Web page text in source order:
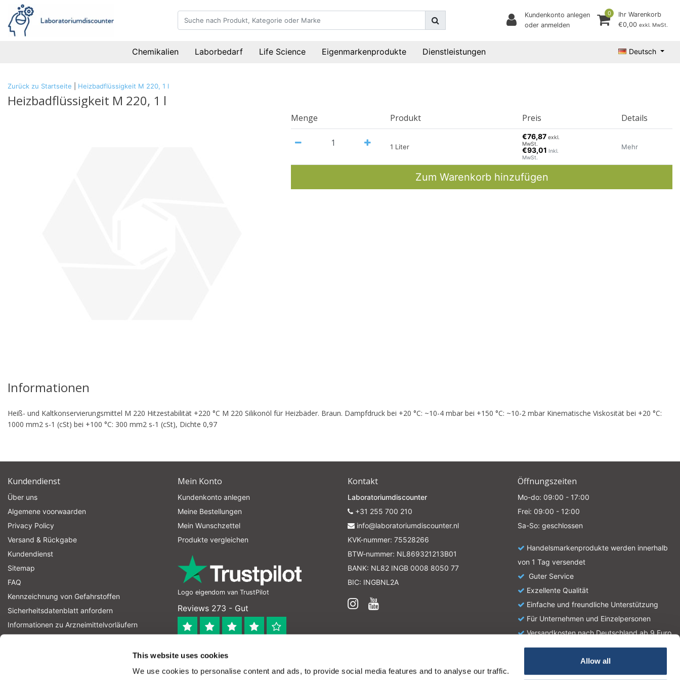
This website uses cookies
We use cookies to personalise content and ads, to provide social media features and to analyse our traffic.
Allow all
Kundenkonto anlegen
oder anmelden
0
Ihr Warenkorb
€0,00 exkl. MwSt.
Chemikalien Laborbedarf Life Science Eigenmarkenprodukte Dienstleistungen Deutsch
Zurück zu Startseite Heizbadflüssigkeit M 220, 1 l
Heizbadflüssigkeit M 220, 1 l
Menge Produkt Preis Details
1 Liter
€76,87exkl.
MwSt.
€93,01 Inkl.
MwSt.
Mehr
Zum Warenkorb hinzufügen
Informationen
Heiß- und Kaltkonservierungsmittel M 220 Hitzestabilität +220 °C M 220 Silikonöl für Heizbäder. Braun. Dampfdruck bei +20 °C: ~10-4 mbar bei +150 °C: ~10-2 mbar Kinematische Viskosität bei +20 °C:
1000 mm2 s-1 (cSt) bei +100 °C: 300 mm2 s-1 (cSt), Dichte 0,97
Kundendienst
Über uns
Algemene voorwaarden
Privacy Policy
Versand & Rückgabe
Kundendienst
Sitemap
FAQ
Kennzeichnung von Gefahrstoffen
Sicherheitsdatenblatt anfordern
Informationen zu Arzneimittelvorläufern
Mein Konto
Kundenkonto anlegen
Meine Bestellungen
Mein Wunschzettel
Produkte vergleichen
Logo eigendom van TrustPilot
Reviews 273 - Gut
Kontakt
Laboratoriumdiscounter
+31 255 700 210
info@laboratoriumdiscounter.nl
KVK-nummer: 75528266
BTW-nummer: NL869321213B01
BANK: NL82 INGB 0008 8050 77
BIC: INGBNL2A
Öffnungszeiten
Mo-do: 09:00 - 17:00
Frei: 09:00 - 12:00
Sa-So: geschlossen
Handelsmarkenprodukte werden innerhalb
von 1 Tag versendet
Guter Service
Exzellente Qualität
Einfache und freundliche Unterstützung
Für Unternehmen und Einzelpersonen
Versandkosten nach Deutschland ab 9 Euro